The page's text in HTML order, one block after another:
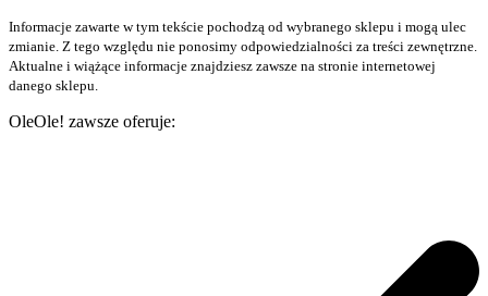
Informacje zawarte w tym tekście pochodzą od wybranego sklepu i mogą ulec
zmianie. Z tego względu nie ponosimy odpowiedzialności za treści zewnętrzne.
Aktualne i wiążące informacje znajdziesz zawsze na stronie internetowej
danego sklepu.
OleOle! zawsze oferuje: